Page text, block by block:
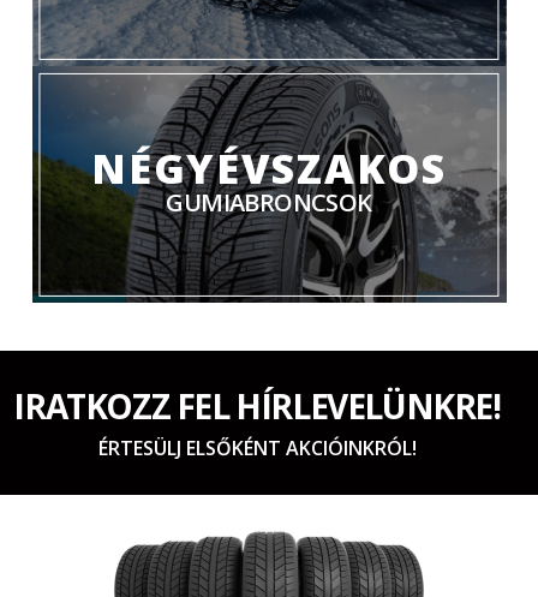
NÉGYÉVSZAKOS
GUMIABRONCSOK
IRATKOZZ FEL HÍRLEVELÜNKRE!
ÉRTESÜLJ ELSŐKÉNT AKCIÓINKRÓL!